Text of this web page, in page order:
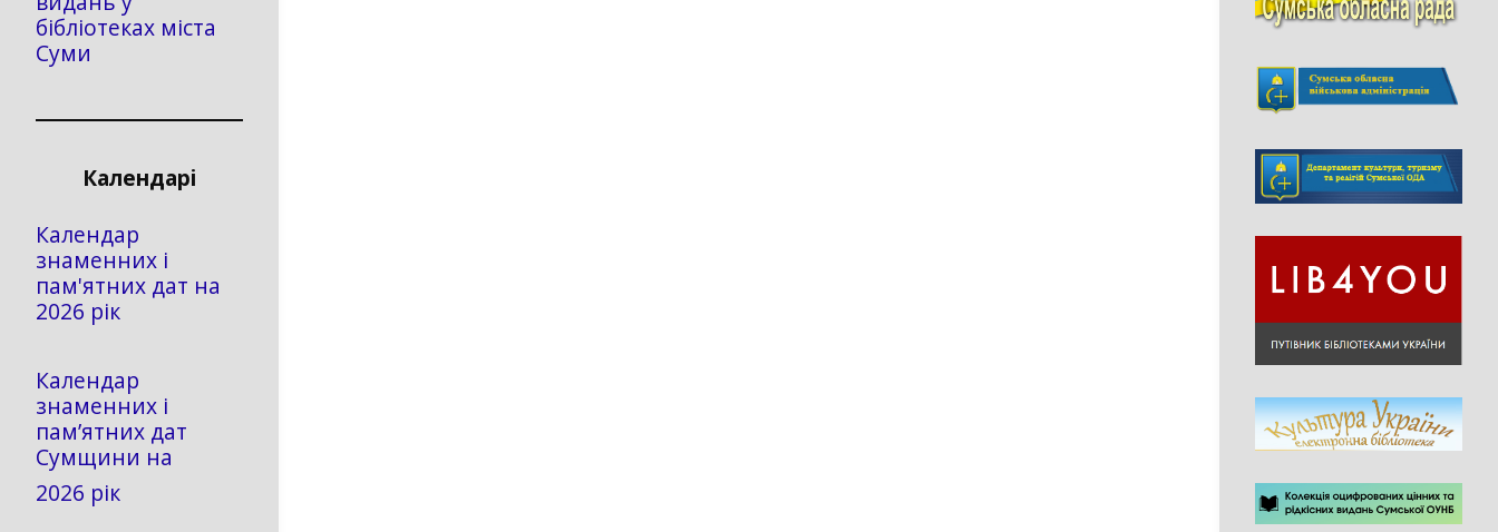
бібліотеках міста
Суми
Календарі
Календар
знаменних і
пам'ятних дат на
2026 рік
Календар
знаменних і
пам’ятних дат
Сумщини на
2026 рік